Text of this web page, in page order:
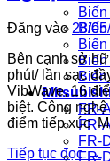
Biến
Biến
Biến
FR-
FR-
FR-
FR-
Đăng vào 28/
Bên cạnh sở
phút/ lần sạc
VibWave, 16
biệt. Công
điểm tiếp xúc
Tiếp tục đọc→